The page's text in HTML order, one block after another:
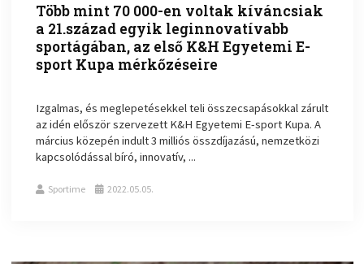
Több mint 70 000-en voltak kíváncsiak
a 21.század egyik leginnovatívabb
sportágában, az első K&H Egyetemi E-
sport Kupa mérkőzéseire
Izgalmas, és meglepetésekkel teli összecsapásokkal zárult
az idén először szervezett K&H Egyetemi E-sport Kupa. A
március közepén indult 3 milliós összdíjazású, nemzetközi
kapcsolódással bíró, innovatív, ...
Sportime 2022.05.05.